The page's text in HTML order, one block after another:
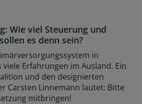
Wie viel Steuerung und
es denn sein?
in
Erfahrungen im Ausland. Ein
und den designierten
Carsten Linnemann lautet: Bitte
mitbringen!